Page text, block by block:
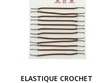
ELASTIQUE CROCHET